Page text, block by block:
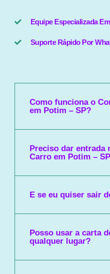
Equipe Especializada
Suporte Rápido Por
Como funciona o
em Potim – SP?
Preciso dar entrada
Carro em Potim –
E se eu quiser sair
Posso usar a carta
qualquer lugar?